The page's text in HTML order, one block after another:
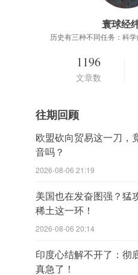
寰球经
历史有三种不同任务：科
1196
文章数
往期回顾
欧盟砍向贸易这一刀，
音吗？
2026-08-06 21:19
美国也在发奋图强？猛
稀土这一环！
2026-08-06 20:14
印度心结解不开了：彻
真急了！